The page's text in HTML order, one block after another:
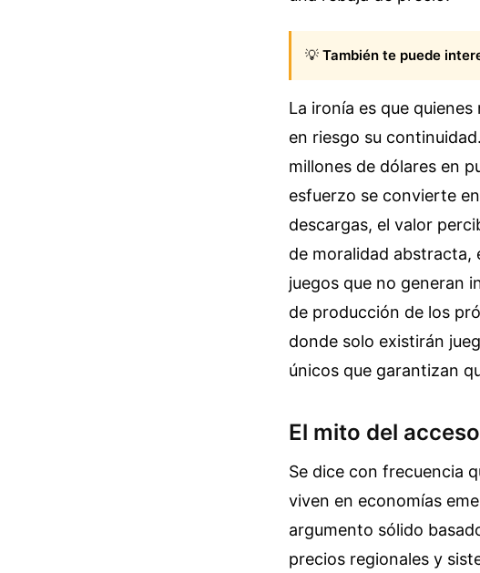
💡 También te puede
La ironía es que
en riesgo su
millones de dólares en
esfuerzo se convierte
descargas, el valor
de moralidad abstracta,
juegos que no generan
de producción de los
donde solo existirán
únicos que garantizan
El mito del
Se dice con frecuencia
viven en economías
argumento sólido
precios regionales y